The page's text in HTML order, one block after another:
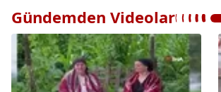
Gündemden Videolar